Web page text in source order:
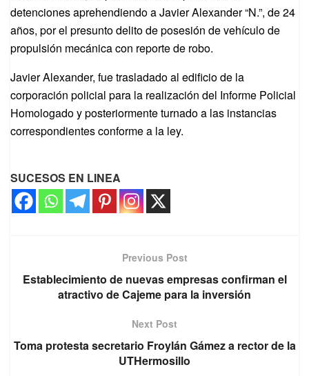
detenciones aprehendiendo a Javier Alexander “N.”, de 24
años, por el presunto delito de posesión de vehículo de
propulsión mecánica con reporte de robo.
Javier Alexander, fue trasladado al edificio de la
corporación policial para la realización del Informe Policial
Homologado y posteriormente turnado a las instancias
correspondientes conforme a la ley.
SUCESOS EN LINEA
Previous Post
Establecimiento de nuevas empresas confirman el
atractivo de Cajeme para la inversión
Next Post
Toma protesta secretario Froylán Gámez a rector de la
UTHermosillo